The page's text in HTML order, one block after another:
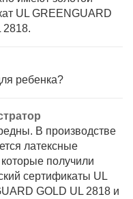
UL GREENGUARD
2818.
ребенка?
В производстве
латексные
получили
сертификаты UL
GOLD UL 2818 и